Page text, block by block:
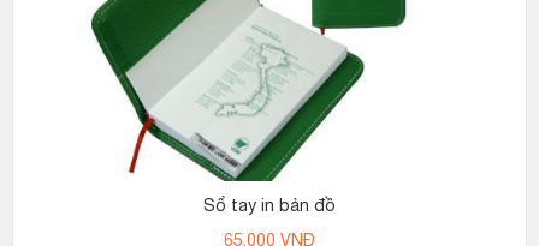
Sổ tay in bản đồ
65,000 VNĐ